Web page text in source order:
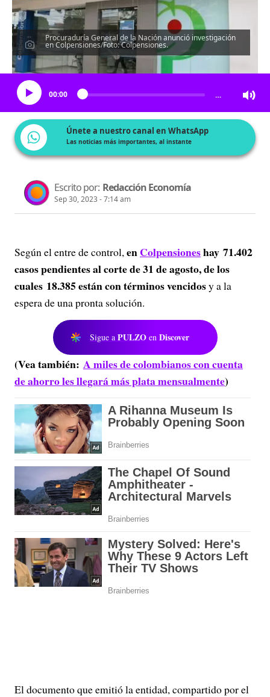
Procuraduría General de la Nación anunció investigación
en Colpensiones/Foto: Colpensiones.
Escucha el artículo
00:00 …
Únete a nuestro canal en WhatsApp
Las noticias más importantes, al instante
Escrito por: Redacción Economía
Sep 30, 2023 - 7:14 am
Según el entre de control,enColpensioneshay 71.402
casos pendientes al corte de 31 de agosto, de los
cuales 18.385 están con términos vencidosy a la
espera de una pronta solución.
Sigue a PULZO en Discover
(Vea también: A miles de colombianos con cuenta
de ahorro les llegará más plata mensualmente)
El documento que emitió la entidad, compartido por el